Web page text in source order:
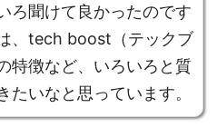
ろ聞けて良かったのです
、tech boost（テックブ
特徴など、いろいろと質
たいなと思っています。